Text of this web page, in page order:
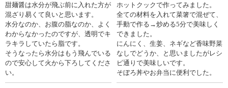
甜麺醤は水分が飛ぶ前に入れた方が
混ざり易くて良いと思います。
水分なのか、お腹の脂なのか、よく
わからなかったのですが、透明でキ
ラキラしていたら脂です。
そうなったら水分はもう飛んでいる
ので安心して火から下ろしてくださ
い。
ホットクックで作ってみました。
全ての材料を入れて菜箸で混ぜて、
手動で作る→炒める5分で美味しく
できました。
にんにく、生姜、ネギなど香味野菜
なしでどうか、と思いましたがレシ
ピ通りで美味しいです。
そぼろ丼やお弁当に便利でした。